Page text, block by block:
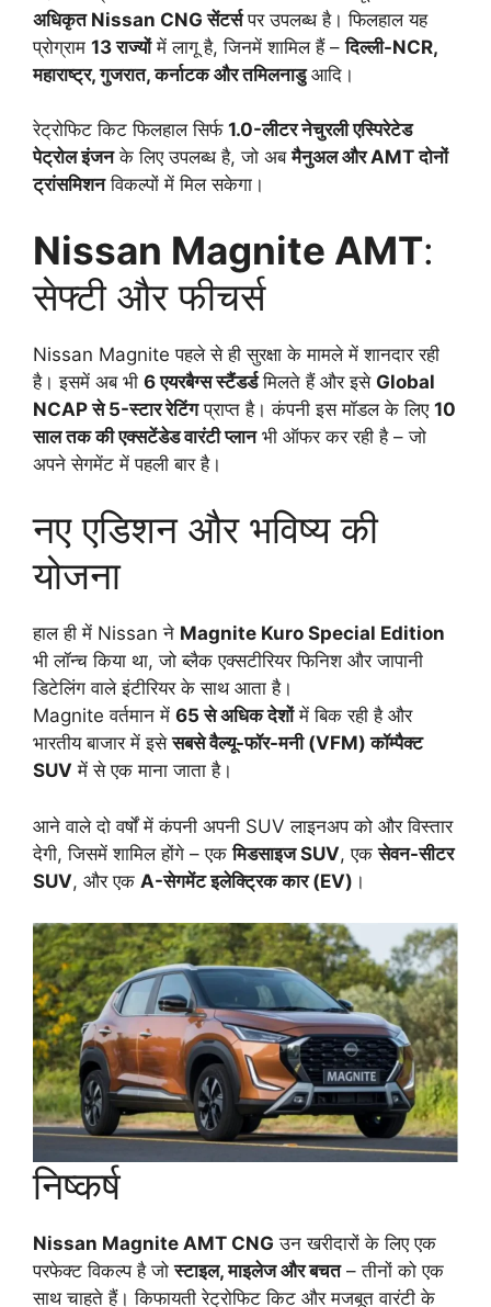
अधिकृत Nissan CNG सेंटर्सपर उपलब्ध है। फिलहाल यह
प्रोग्राम 13 राज्योंमें लागू है, जिनमें शामिल हैं –दिल्ली-NCR,
महाराष्ट्र, गुजरात, कर्नाटक और तमिलनाडुआदि।
रेट्रोफिट किट फिलहाल सिर्फ 1.0-लीटर नेचुरली एस्पिरेटेड
पेट्रोल इंजनके लिए उपलब्ध है, जो अबमैनुअल और AMT दोनों
ट्रांसमिशनविकल्पों में मिल सकेगा।
Nissan Magnite AMT:
सेफ्टी और फीचर्स
Nissan Magnite पहले से ही सुरक्षा के मामले में शानदार रही
है। इसमें अब भी 6 एयरबैग्स स्टैंडर्डमिलते हैं और इसे Global
NCAP से 5-स्टार रेटिंगप्राप्त है। कंपनी इस मॉडल के लिए 10
साल तक की एक्सटेंडेड वारंटी प्लानभी ऑफर कर रही है – जो
अपने सेगमेंट में पहली बार है।
नए एडिशन और भविष्य की
योजना
हाल ही में Nissan ने Magnite Kuro Special Edition
भी लॉन्च किया था, जो ब्लैक एक्सटीरियर फिनिश और जापानी
डिटेलिंग वाले इंटीरियर के साथ आता है।
Magnite वर्तमान में 65 से अधिक देशोंमें बिक रही है और
भारतीय बाजार में इसेसबसे वैल्यू-फॉर-मनी (VFM) कॉम्पैक्ट
SUV में से एक माना जाता है।
आने वाले दो वर्षों में कंपनी अपनी SUV लाइनअप को और विस्तार
देगी, जिसमें शामिल होंगे – एकमिडसाइज SUV, एकसेवन-सीटर
SUV, और एक A-सेगमेंट इलेक्ट्रिक कार (EV) ।
निष्कर्ष
Nissan Magnite AMT CNG उन खरीदारों के लिए एक
परफेक्ट विकल्प है जोस्टाइल, माइलेज और बचत– तीनों को एक
साथ चाहते हैं। किफायती रेट्रोफिट किट और मजबूत वारंटी के